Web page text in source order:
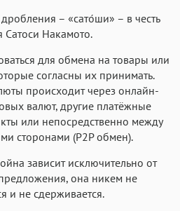
– «сато́ши» – в честь
Сатоси Накамото.
для обмена на товары или
согласны их принимать.
происходит через онлайн-
валют, другие платёжные
или непосредственно между
сторонами (P2P обмен).
зависит исключительно от
она никем не
и не сдерживается.